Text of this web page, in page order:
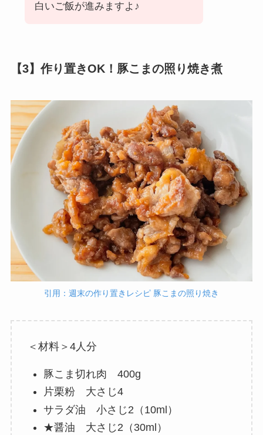
白いご飯が進みますよ♪
【3】作り置きOK！豚こまの照り焼き煮
引用：週末の作り置きレシピ 豚こまの照り焼き
＜材料＞4人分
豚こま切れ肉 400g
片栗粉 大さじ4
サラダ油 小さじ2（10ml）
★醤油 大さじ2（30ml）